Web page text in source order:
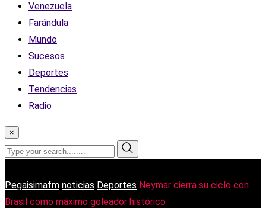
Venezuela
Farándula
Mundo
Sucesos
Deportes
Tendencias
Radio
×
Pegaisimafm noticias Deportes Neymar cierra su ciclo con
Brasil como máximo goleador histórico